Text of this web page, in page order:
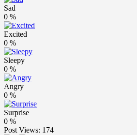
Sad
0 %
Excited
0 %
Sleepy
0 %
Angry
0 %
Surprise
0 %
Post Views: 174